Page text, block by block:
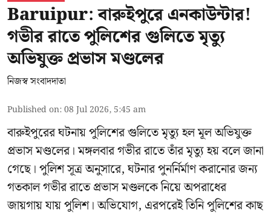
Baruipur: বারুইপুরে এনকাউন্টার!
গভীর রাতে পুলিশের গুলিতে মৃত্যু
অভিযুক্ত প্রভাস মণ্ডলের
নিজস্ব সংবাদদাতা
Published on:08 Jul 2026, 5:45 am
বারুইপুরের ঘটনায় পুলিশের গুলিতে মৃত্যু হল মূল অভিযুক্ত
প্রভাস মণ্ডলের। মঙ্গলবার গভীর রাতে তাঁর মৃত্যু হয় বলে জানা
গেছে। পুলিশ সূত্র অনুসারে, ঘটনার পুনর্নির্মাণ করানোর জন্য
গতকাল গভীর রাতে প্রভাস মণ্ডলকে নিয়ে অপরাধের
জায়গায় যায় পুলিশ। অভিযোগ, এরপরেই তিনি পুলিশের কাছ